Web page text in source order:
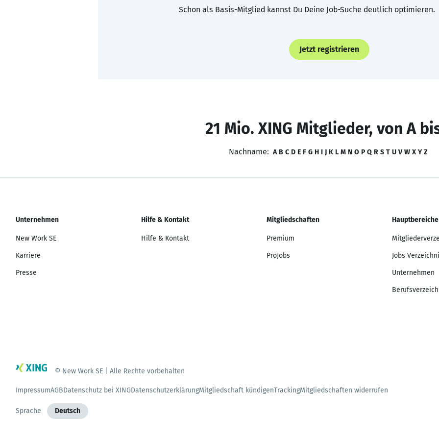
Schon als Basis-Mitglied kannst Du Deine Job-Suche deutlich optimieren.
Jetzt registrieren
21 Mio. XING Mitglieder, von A
Nachname: A B C D E F G H I J K L M N O P Q R S T U V W X Y Z
Unternehmen
New Work SE
Karriere
Presse
Hilfe & Kontakt
Hilfe & Kontakt
Mitgliedschaften
Premium
ProJobs
Hauptbereiche
Jobs
Unternehmen
© New Work SE | Alle Rechte vorbehalten
ImpressumAGBDatenschutz bei XINGDatenschutzerklärungMitgliedschaft kündigenTrackingMitgliedschaften widerrufen
Sprache Deutsch